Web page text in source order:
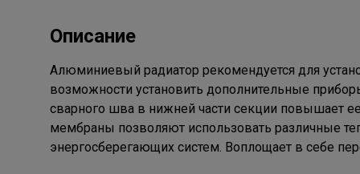
Описание
Алюминиевый радиатор рекомендуется для
возможности установить дополнительные
сварного шва в нижней части секции повышает
мембраны позволяют использовать различные
энергосберегающих систем. Воплощает в себе